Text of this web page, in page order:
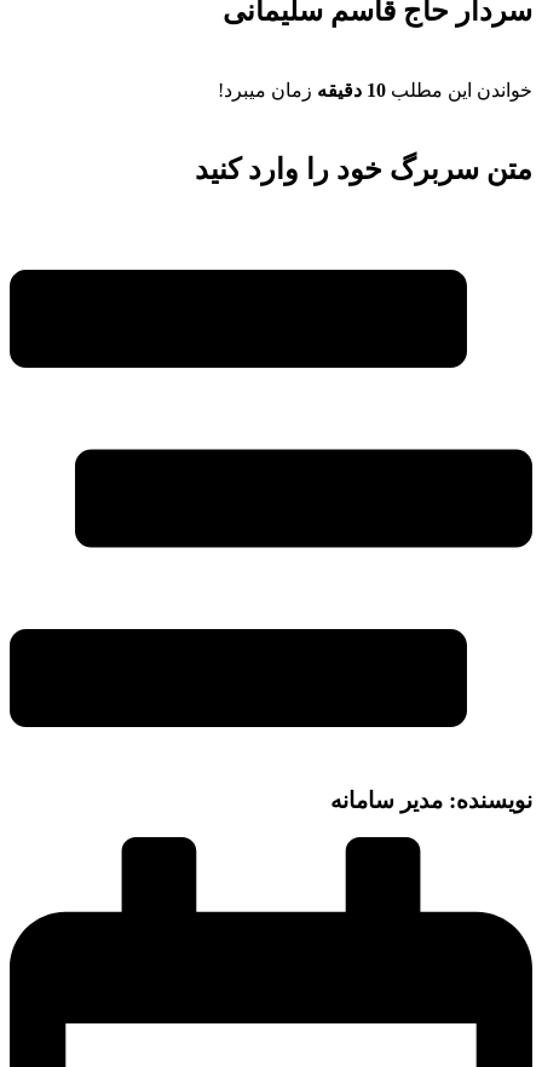
سردار حاج قاسم سلیمانی
خواندن این مطلب 10 دقیقه زمان میبرد!
متن سربرگ خود را وارد کنید
نویسنده: مدیر سامانه